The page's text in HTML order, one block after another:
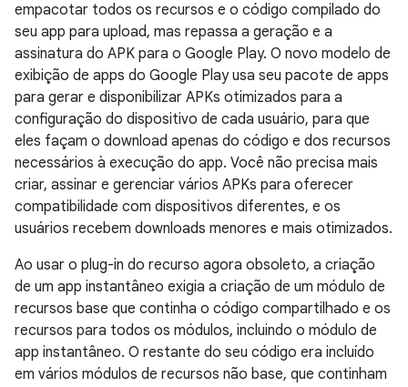
empacotar todos os recursos e o código compilado do
seu app para upload, mas repassa a geração e a
assinatura do APK para o Google Play. O novo modelo de
exibição de apps do Google Play usa seu pacote de apps
para gerar e disponibilizar APKs otimizados para a
configuração do dispositivo de cada usuário, para que
eles façam o download apenas do código e dos recursos
necessários à execução do app. Você não precisa mais
criar, assinar e gerenciar vários APKs para oferecer
compatibilidade com dispositivos diferentes, e os
usuários recebem downloads menores e mais otimizados.
Ao usar o plug-in do recurso agora obsoleto, a criação
de um app instantâneo exigia a criação de um módulo de
recursos base que continha o código compartilhado e os
recursos para todos os módulos, incluindo o módulo de
app instantâneo. O restante do seu código era incluído
em vários módulos de recursos não base, que continham